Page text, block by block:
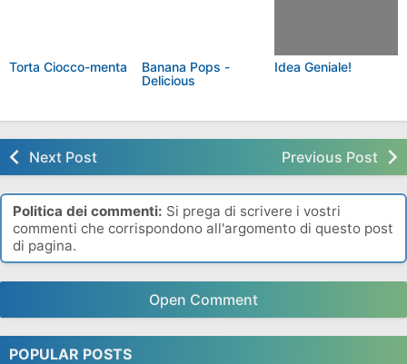
Torta Ciocco-menta
Banana Pops -
Delicious
Idea Geniale!
Next Post Previous Post
Politica dei commenti: Si prega di scrivere i vostri
commenti che corrispondono all'argomento di questo post
di pagina.
Open Comment
POPULAR POSTS